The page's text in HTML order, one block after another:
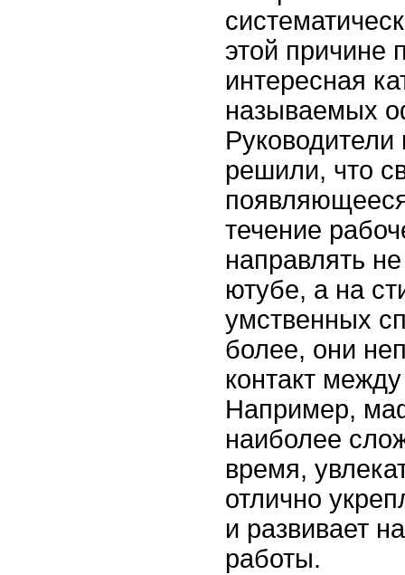
этой причине
интересная
называемых
решили, что
течение
направлять
ютубе, а на
умственных
более, они
контакт
Например,
наиболее
время,
отлично
и развивает
работы.